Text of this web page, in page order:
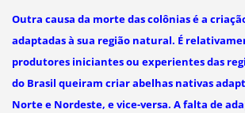
Outra causa da morte das colônias é a
adaptadas à sua região natural. É
produtores iniciantes ou experientes das
do Brasil queiram criar abelhas nativas
Norte e Nordeste, e vice-versa. A falta de